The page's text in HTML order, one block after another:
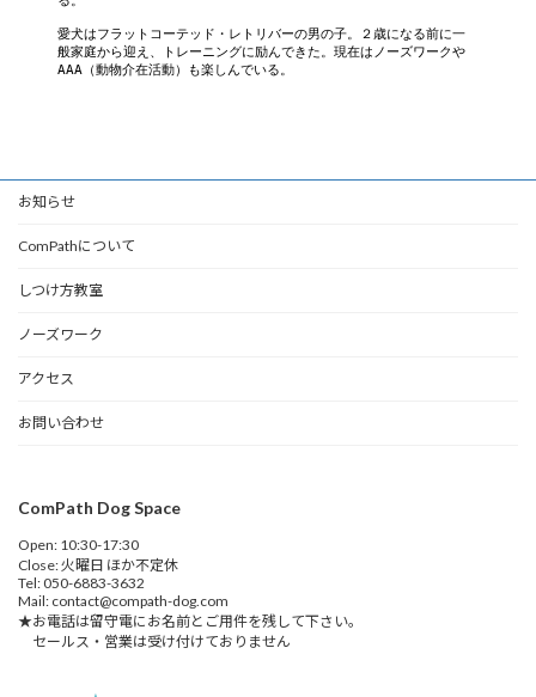
愛犬はフラットコーテッド・レトリバーの男の子。２歳になる前に一
般家庭から迎え、トレーニングに励んできた。現在はノーズワークや
AAA（動物介在活動）も楽しんでいる。
お知らせ
ComPathについて
しつけ方教室
ノーズワーク
アクセス
お問い合わせ
ComPath Dog Space
Open: 10:30-17:30
Close: 火曜日 ほか不定休
Tel: 050-6883-3632
Mail: contact@compath-dog.com
★お電話は留守電にお名前とご用件を残して下さい。
セールス・営業は受け付けておりません